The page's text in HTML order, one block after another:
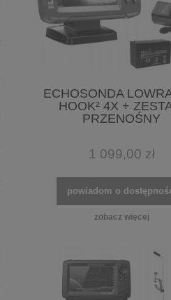
ECHOSONDA
HOOK² 4X +
PRZENOŚNY
1 099,00 zł
powiadom o
zobacz więcej